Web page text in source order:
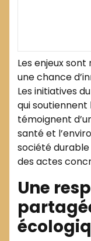
Les enjeux
une chance
Les initiatives
qui
témoignent
santé et
société
des actes
Une